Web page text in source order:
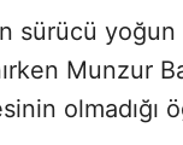
sürücü yoğun
Munzur
olmadığı